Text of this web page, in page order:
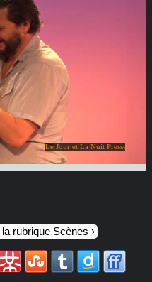
Le Jour et La Nuit Presse
rubrique Scènes